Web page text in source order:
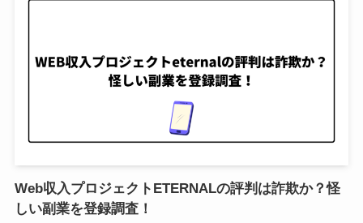
Web収入プロジェクトETERNALの評判は詐欺か？怪
しい副業を登録調査！